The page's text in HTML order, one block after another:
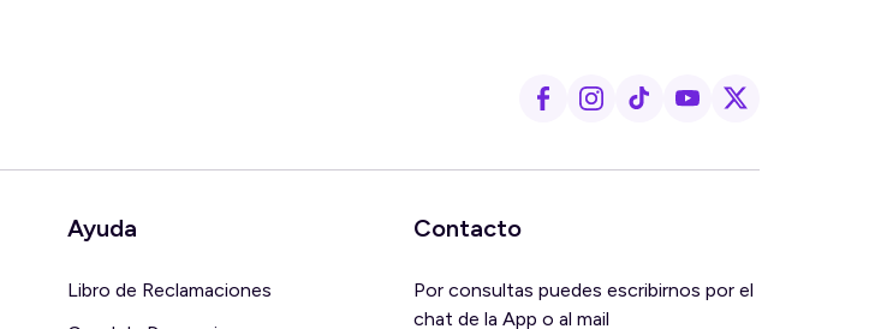
Ayuda
Libro de Reclamaciones
Contacto
Por consultas puedes escribirnos por el
chat de la App o al mail